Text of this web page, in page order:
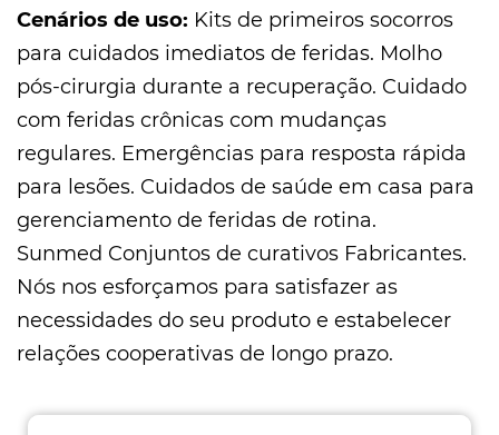
Cenários de uso: Kits de primeiros socorros
para cuidados imediatos de feridas. Molho
pós-cirurgia durante a recuperação. Cuidado
com feridas crônicas com mudanças
regulares. Emergências para resposta rápida
para lesões. Cuidados de saúde em casa para
gerenciamento de feridas de rotina.
Sunmed Conjuntos de curativos Fabricantes.
Nós nos esforçamos para satisfazer as
necessidades do seu produto e estabelecer
relações cooperativas de longo prazo.